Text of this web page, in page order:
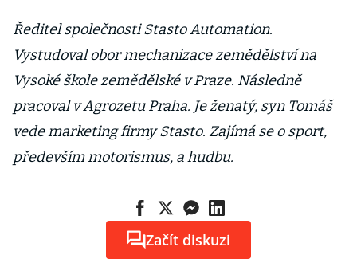
Ředitel společnosti Stasto Automation.
Vystudoval obor mechanizace zemědělství na
Vysoké škole zemědělské v Praze. Následně
pracoval v Agrozetu Praha. Je ženatý, syn Tomáš
vede marketing firmy Stasto. Zajímá se o sport,
především motorismus, a hudbu.
Začít diskuzi